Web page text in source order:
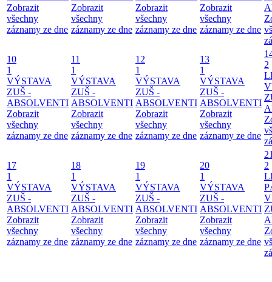
Zobrazit
všechny
záznamy ze dne
Zobrazit
všechny
záznamy ze dne
Zobrazit
všechny
záznamy ze dne
Zobrazit
všechny
záznamy ze dne
10
1
VÝSTAVA
ZUŠ -
ABSOLVENTI
Zobrazit
všechny
záznamy ze dne
11
1
VÝSTAVA
ZUŠ -
ABSOLVENTI
Zobrazit
všechny
záznamy ze dne
12
1
VÝSTAVA
ZUŠ -
ABSOLVENTI
Zobrazit
všechny
záznamy ze dne
13
1
VÝSTAVA
ZUŠ -
ABSOLVENTI
Zobrazit
všechny
záznamy ze dne
2
17
1
VÝSTAVA
ZUŠ -
ABSOLVENTI
Zobrazit
všechny
záznamy ze dne
18
1
VÝSTAVA
ZUŠ -
ABSOLVENTI
Zobrazit
všechny
záznamy ze dne
19
1
VÝSTAVA
ZUŠ -
ABSOLVENTI
Zobrazit
všechny
záznamy ze dne
20
1
VÝSTAVA
ZUŠ -
ABSOLVENTI
Zobrazit
všechny
záznamy ze dne
2